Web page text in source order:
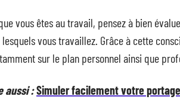
vous êtes au travail, pensez à bien
vous travaillez. Grâce à cette
sur le plan personnel ainsi que
aussi :Simuler facilement votre